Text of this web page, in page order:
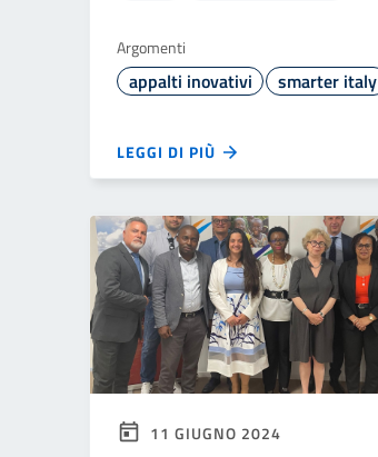
Argomenti
appalti inovativi smarter italy
LEGGI DI PIÙ
11 GIUGNO 2024